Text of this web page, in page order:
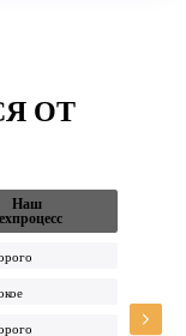
ОТ
Наш